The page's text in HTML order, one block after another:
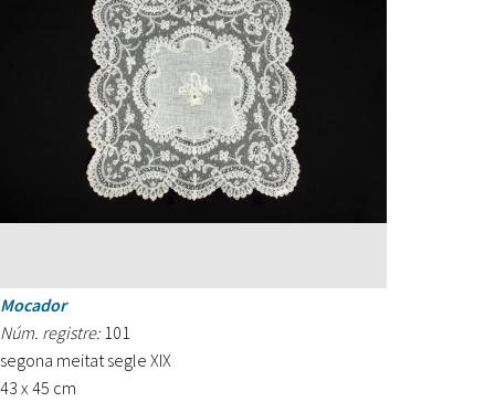
Mocador
Núm. registre: 101
segona meitat segle XIX
43 x 45 cm